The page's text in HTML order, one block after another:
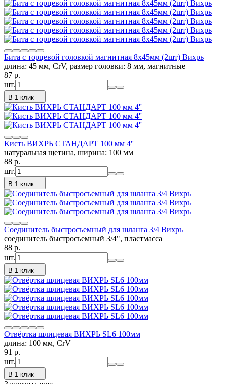
Бита с торцевой головкой магнитная 8х45мм (2шт) Вихрь
длина: 45 мм, CrV, размер головки: 8 мм, магнитные
87 p.
шт.
В 1 клик
Кисть ВИХРЬ СТАНДАРТ 100 мм 4''
натуральная щетина, ширина: 100 мм
88 p.
шт.
В 1 клик
Соединитель быстросъемный для шланга 3/4 Вихрь
соединитель быстросъемный 3/4", пластмасса
88 p.
шт.
В 1 клик
Отвёртка шлицевая ВИХРЬ SL6 100мм
длина: 100 мм, CrV
91 p.
шт.
В 1 клик